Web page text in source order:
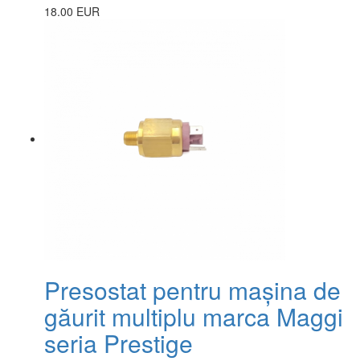
18.00 EUR
Presostat pentru mașina de
găurit multiplu marca Maggi
seria Prestige